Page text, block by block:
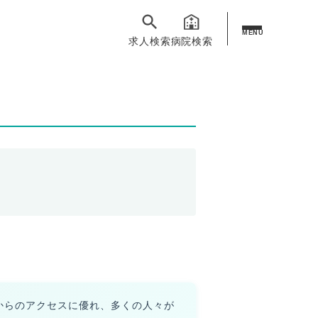
求人検索病院検索
MENU
のアクセスに優れ、多くの人々が